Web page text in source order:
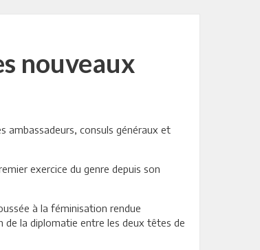
nouveaux
ambassadeurs, consuls généraux et
exercice du genre depuis son
à la féminisation rendue
de la diplomatie entre les deux têtes de